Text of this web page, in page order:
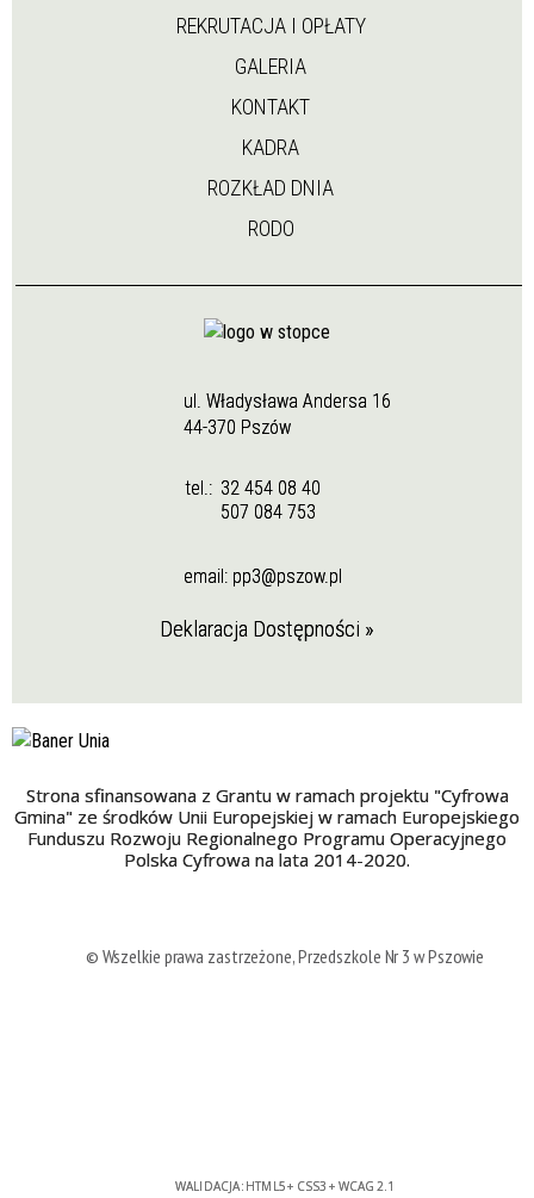
REKRUTACJA I OPŁATY
GALERIA
KONTAKT
KADRA
ROZKŁAD DNIA
RODO
ul. Władysława Andersa 16
44-370 Pszów
tel.: 32 454 08 40
507 084 753
email: pp3@pszow.pl
Deklaracja Dostępności »
Strona sfinansowana z Grantu w ramach projektu "Cyfrowa
Gmina" ze środków Unii Europejskiej w ramach Europejskiego
Funduszu Rozwoju Regionalnego Programu Operacyjnego
Polska Cyfrowa na lata 2014-2020.
© Wszelkie prawa zastrzeżone, Przedszkole Nr 3 w Pszowie
WALIDACJA: HTML5+ CSS3 + WCAG 2.1